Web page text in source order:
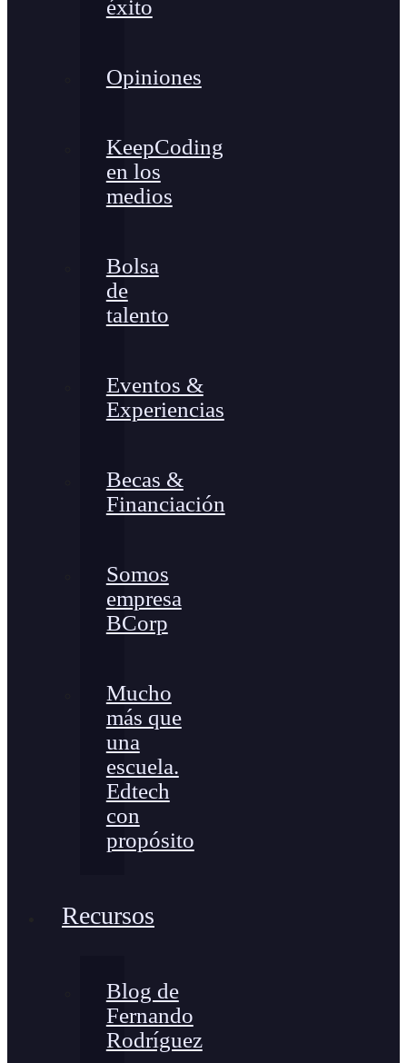
éxito
Opiniones
KeepCoding
en los
medios
Bolsa
de
talento
Eventos &
Experiencias
Becas &
Financiación
Somos
empresa
BCorp
Mucho
más que
una
escuela.
Edtech
con
propósito
Recursos
Blog de
Fernando
Rodríguez